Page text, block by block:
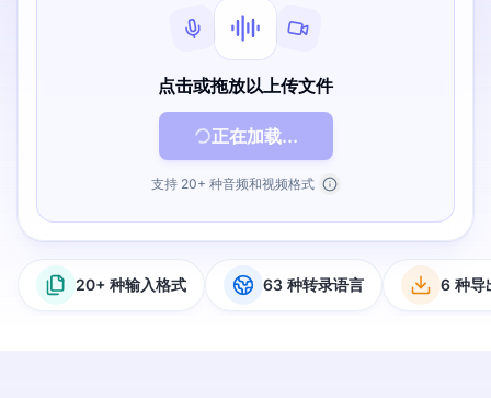
点击或拖放以上传文件
正在加载...
支持 20+ 种音频和视频格式
20+ 种输入格式 63 种转录语言 6 种导